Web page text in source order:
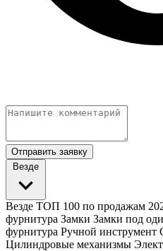
Отправить заявку
Везде
Везде ТОП 100 по продажам
фурнитура Замки Замки под
фурнитура Ручной инструмент
Цилиндровые механизмы